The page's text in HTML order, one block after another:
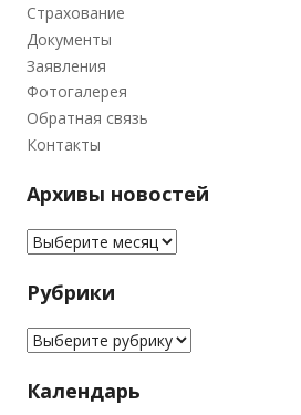
Страхование
Документы
Заявления
Фотогалерея
Обратная связь
Контакты
Архивы новостей
Архивы новостей
Рубрики
Рубрики
Календарь